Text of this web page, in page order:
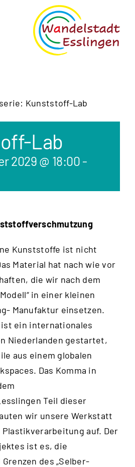
Kunststoff-Lab
Lab
2029 @ 18:00 -
Kunststoffe ist nicht
Material hat nach wie vor
die wir nach dem
“ in einer kleinen
Manufaktur einsetzen.
ist ein internationales
Niederlanden gestartet,
aus einem globalen
Das Komma in
Teil dieser
wir unsere Werkstatt
auf. Der
ist es, die
des „Selber-